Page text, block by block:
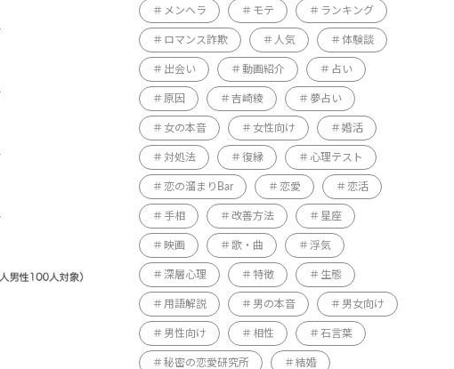
メンヘラ モテ ランキング
ロマンス詐欺 人気 体験談
出会い 動画紹介 占い
原因 吉崎綾 夢占い
女の本音 女性向け 婚活
対処法 復縁 心理テスト
恋の溜まりBar 恋愛 恋活
手相 改善方法 星座
映画 歌・曲 浮気
深層心理 特徴 生態
用語解説 男の本音 男女向け
男性向け 相性 石言葉
秘密の恋愛研究所 結婚